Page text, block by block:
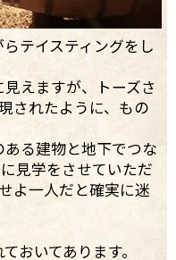
テイスティングをし
えますが、トーズさ
されたように、もの
る建物と地下でつな
見学をさせていただ
よ一人だと確実に迷
おいてあります。